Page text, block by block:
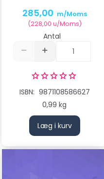
285,00 m/Moms
(228,00 u/Moms)
Antal
ISBN: 9871108586627
0,99 kg
Læg i kurv